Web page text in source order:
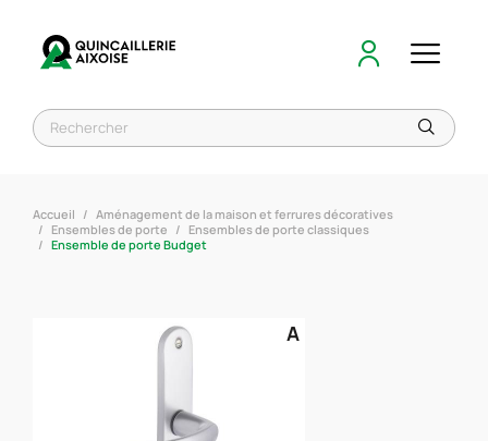
Accueil
Aménagement de la maison et ferrures décoratives
Ensembles de porte
Ensembles de porte classiques
Ensemble de porte Budget
A